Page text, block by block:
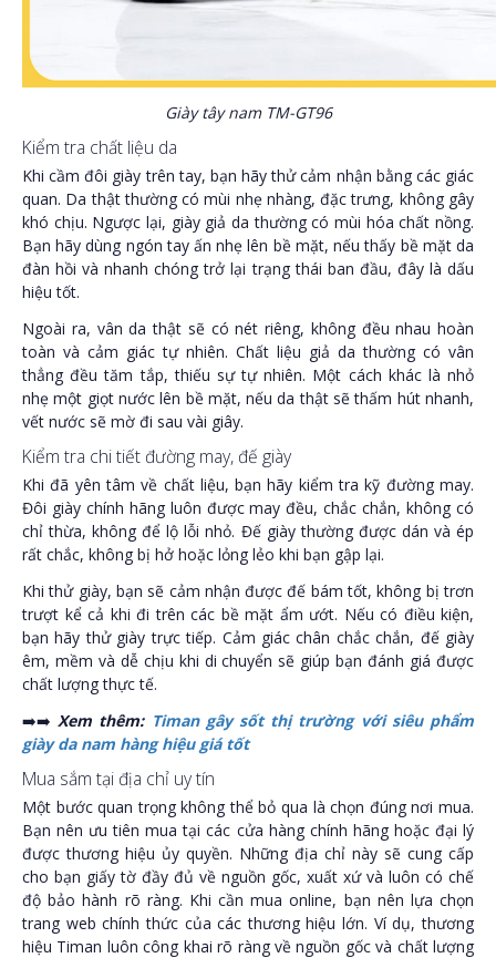
Giày tây nam TM-GT96
Kiểm tra chất liệu da
Khi cầm đôi giày trên tay, bạn hãy thử cảm nhận bằng các giác
quan. Da thật thường có mùi nhẹ nhàng, đặc trưng, không gây
khó chịu. Ngược lại, giày giả da thường có mùi hóa chất nồng.
Bạn hãy dùng ngón tay ấn nhẹ lên bề mặt, nếu thấy bề mặt da
đàn hồi và nhanh chóng trở lại trạng thái ban đầu, đây là dấu
hiệu tốt.
Ngoài ra, vân da thật sẽ có nét riêng, không đều nhau hoàn
toàn và cảm giác tự nhiên. Chất liệu giả da thường có vân
thẳng đều tăm tắp, thiếu sự tự nhiên. Một cách khác là nhỏ
nhẹ một giọt nước lên bề mặt, nếu da thật sẽ thấm hút nhanh,
vết nước sẽ mờ đi sau vài giây.
Kiểm tra chi tiết đường may, đế giày
Khi đã yên tâm về chất liệu, bạn hãy kiểm tra kỹ đường may.
Đôi giày chính hãng luôn được may đều, chắc chắn, không có
chỉ thừa, không để lộ lỗi nhỏ. Đế giày thường được dán và ép
rất chắc, không bị hở hoặc lỏng lẻo khi bạn gập lại.
Khi thử giày, bạn sẽ cảm nhận được đế bám tốt, không bị trơn
trượt kể cả khi đi trên các bề mặt ẩm ướt. Nếu có điều kiện,
bạn hãy thử giày trực tiếp. Cảm giác chân chắc chắn, đế giày
êm, mềm và dễ chịu khi di chuyển sẽ giúp bạn đánh giá được
chất lượng thực tế.
➡️➡️Xem thêm: Timan gây sốt thị trường với siêu phẩm
giày da nam hàng hiệu giá tốt
Mua sắm tại địa chỉ uy tín
Một bước quan trọng không thể bỏ qua là chọn đúng nơi mua.
Bạn nên ưu tiên mua tại các cửa hàng chính hãng hoặc đại lý
được thương hiệu ủy quyền. Những địa chỉ này sẽ cung cấp
cho bạn giấy tờ đầy đủ về nguồn gốc, xuất xứ và luôn có chế
độ bảo hành rõ ràng. Khi cần mua online, bạn nên lựa chọn
trang web chính thức của các thương hiệu lớn. Ví dụ, thương
hiệu Timan luôn công khai rõ ràng về nguồn gốc và chất lượng